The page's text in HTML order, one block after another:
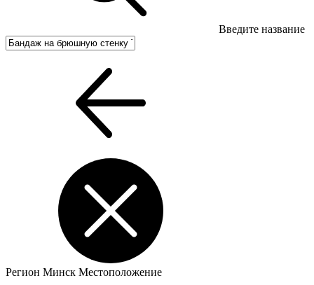
Введите название
Регион Минск Местоположение